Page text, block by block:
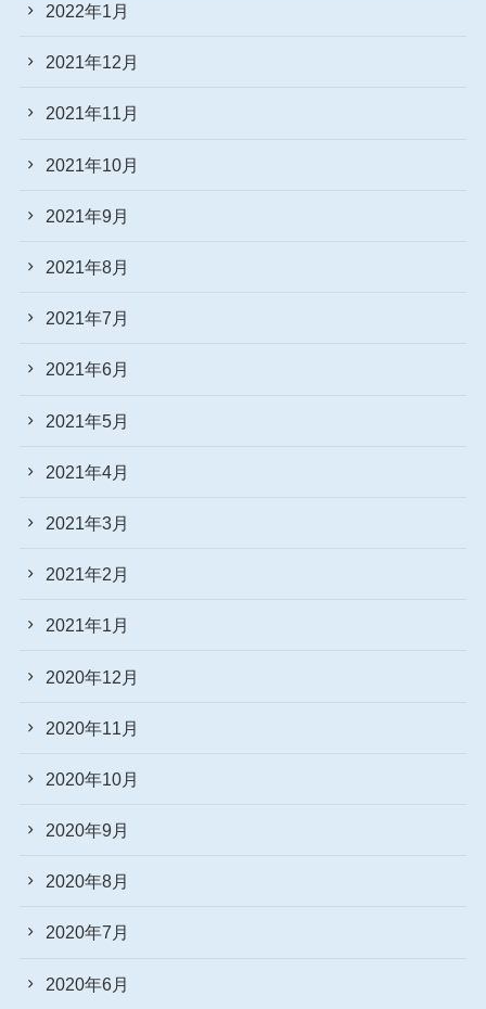
2022年1月
2021年12月
2021年11月
2021年10月
2021年9月
2021年8月
2021年7月
2021年6月
2021年5月
2021年4月
2021年3月
2021年2月
2021年1月
2020年12月
2020年11月
2020年10月
2020年9月
2020年8月
2020年7月
2020年6月